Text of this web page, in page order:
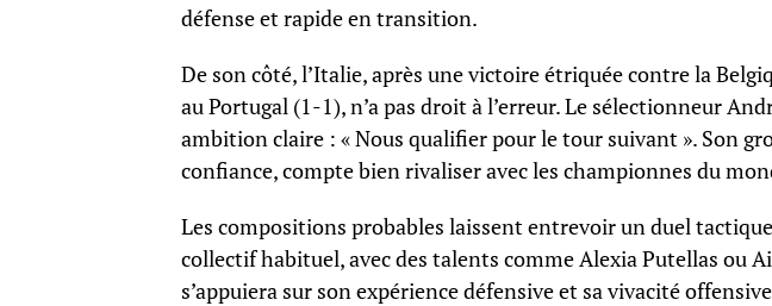
défense et rapide en transition.
De son côté, l’Italie, après une victoire étriquée contre la
au Portugal (1-1), n’a pas droit à l’erreur. Le sélectionneur
ambition claire : « Nous qualifier pour le tour suivant ». Son
confiance, compte bien rivaliser avec les championnes du
Les compositions probables laissent entrevoir un duel
collectif habituel, avec des talents comme Alexia Putellas ou
s’appuiera sur son expérience défensive et sa vivacité